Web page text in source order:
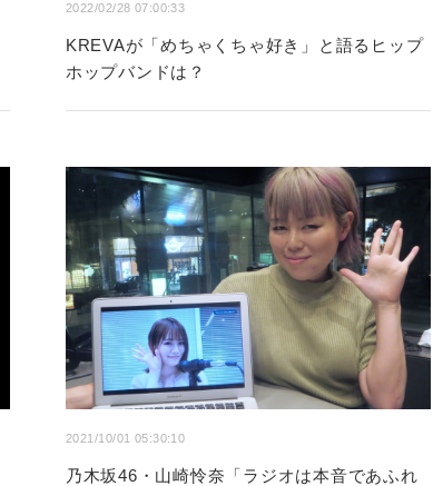
2022/02/28 07:00:33
KREVAが「めちゃくちゃ好き」と語るヒップ
ホップバンドは？
2021/10/01 05:30:10
乃木坂46・山崎怜奈「ラジオは本音であふれ